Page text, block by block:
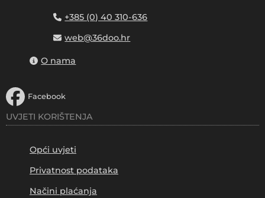
+385 (0) 40 310-636
web@36doo.hr
O nama
Facebook
UVJETI KORIŠTENJA
Opći uvjeti
Privatnost podataka
Načini plaćanja